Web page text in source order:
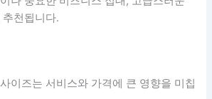
천됩니다.
이즈는 서비스와 가격에 큰 영향을 미칩